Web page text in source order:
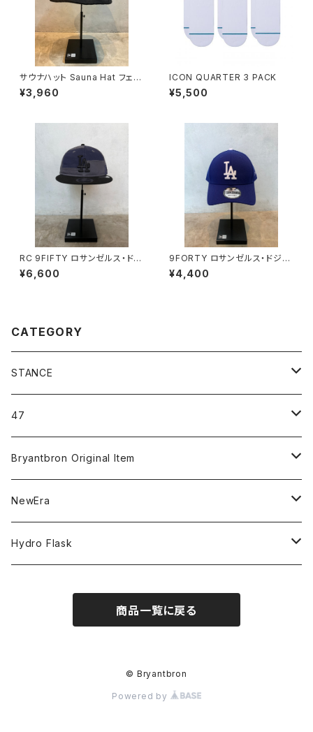
サウナハット Sauna Hat フェル
ト ブラック
¥3,960
ICON QUARTER 3 PACK
¥5,500
RC 9FIFTY ロサンゼルス・ドジ
ャース Patchwork グラファイ
ト/ナイトシフトネイビー
¥6,600
9FORTY ロサンゼルス・ドジャ
ース チームカラー
¥4,400
CATEGORY
STANCE
ICON＆OG
MLB
NBA
COLLABORATION
47
CLEAN UP
MVP
CAPTAIN
Bryantbron Original Item
T-Shirt
Shorts
NewEra
59FIFTY
Hydro Flask
商品一覧に戻る
© Bryantbron
Powered by